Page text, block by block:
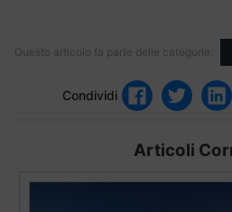
Questo articolo fa parte delle categorie:
Condividi
Articoli